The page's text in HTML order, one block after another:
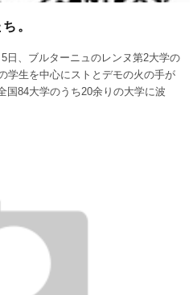
。
、ブルターニュのレンヌ第2大学の
学生を中心にストとデモの火の手が
国84大学のうち20余りの大学に波
ストラスブール他、地方都市で数千